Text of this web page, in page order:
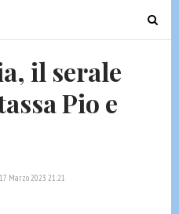
T
o
il serale
Pio e
17 Marzo 2023 21:21